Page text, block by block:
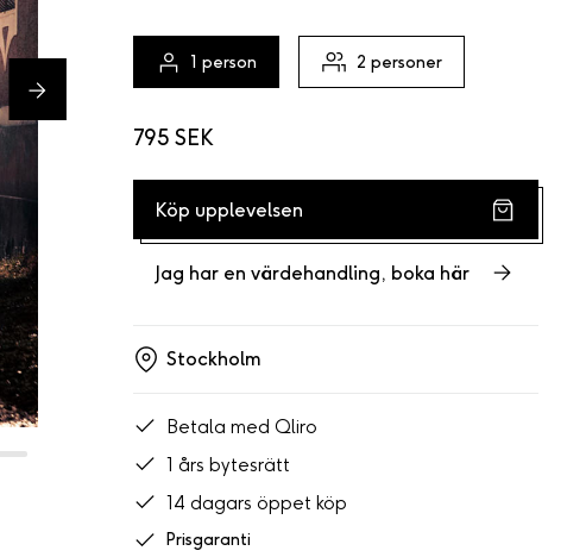
1 person 2 personer
795 SEK
Köp upplevelsen
Jag har en värdehandling, boka här
Stockholm
Betala med Qliro
1 års bytesrätt
14 dagars öppet köp
Prisgaranti